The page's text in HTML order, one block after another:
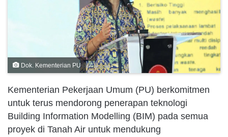
Dok. Kementerian PU
Kementerian Pekerjaan Umum (PU) berkomitmen
untuk terus mendorong penerapan teknologi
Building Information Modelling (BIM) pada semua
proyek di Tanah Air untuk mendukung